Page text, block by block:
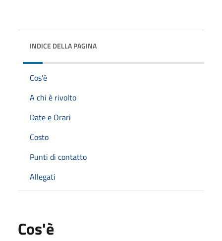
INDICE DELLA PAGINA
Cos'è
A chi è rivolto
Date e Orari
Costo
Punti di contatto
Allegati
Cos'è